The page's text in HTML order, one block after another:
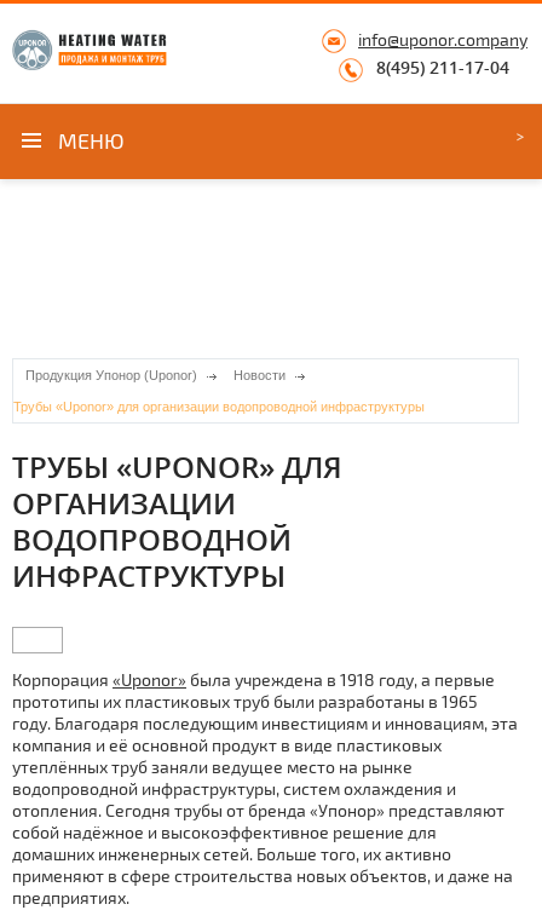
info@uponor.company
8(495) 211-17-04
МЕНЮ
Продукция Упонор (Uponor) Новости
Трубы «Uponor» для организации водопроводной инфраструктуры
ТРУБЫ «UPONOR» ДЛЯ
ОРГАНИЗАЦИИ
ВОДОПРОВОДНОЙ
ИНФРАСТРУКТУРЫ
Корпорация «Uponor» была учреждена в 1918 году, а первые
прототипы их пластиковых труб были разработаны в 1965
году. Благодаря последующим инвестициям и инновациям, эта
компания и её основной продукт в виде пластиковых
утеплённых труб заняли ведущее место на рынке
водопроводной инфраструктуры, систем охлаждения и
отопления. Сегодня трубы от бренда «Упонор» представляют
собой надёжное и высокоэффективное решение для
домашних инженерных сетей. Больше того, их активно
применяют в сфере строительства новых объектов, и даже на
предприятиях.